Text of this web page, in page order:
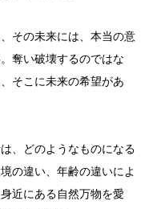
その未来には、本当の意
奪い破壊するのではな
そこに未来の希望があ
、どのようなものになる
の違い、年齢の違いによ
近にある自然万物を愛